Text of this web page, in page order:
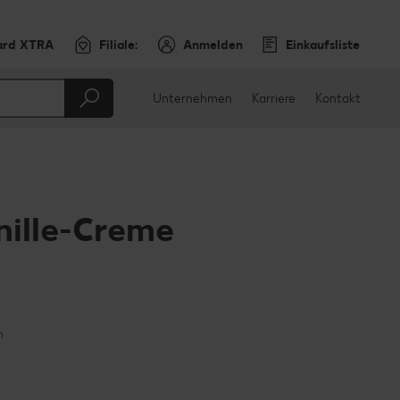
XTRA Filiale: Anmelden Einkaufsliste
Unternehmen Karriere Kontakt
Creme